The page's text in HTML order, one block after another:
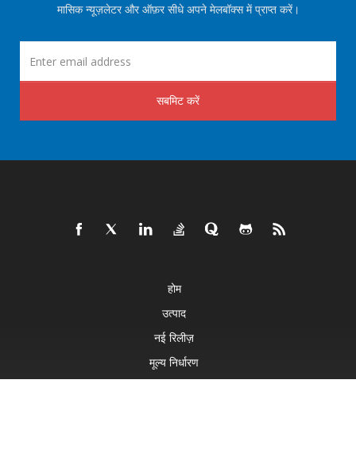
मासिक न्यूज़लेटर और ऑफ़र सीधे अपने मेलबॉक्स में प्राप्त करें।
सबमिट करें
होम
उत्पाद
नई रिलीज़
मूल्य निर्धारण